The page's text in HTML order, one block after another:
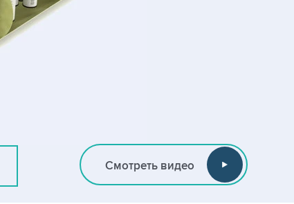
Смотреть видео